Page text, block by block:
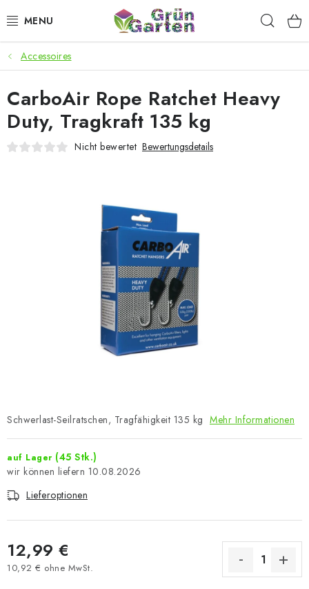
Inhalt
ANGEBOTE
LED PFLANZENLAMPEN
ANBAUBEDARF FÜR DEN HEIMANBAU
SMARTER GARTEN
Kaufberatung AGB
Datenschutzerklärung Impressum
Accessoires
Schwerlast-Seilratschen, Tragfähigkeit 135 kg Mehr Informationen
auf Lager (45 Stk.)
10.08.2026
Lieferoptionen
12,99 €
10,92 € ohne MwSt.
CarboAir Rope Ratchet Heavy
Duty, Tragkraft 135 kg
Nicht bewertet Bewertungsdetails